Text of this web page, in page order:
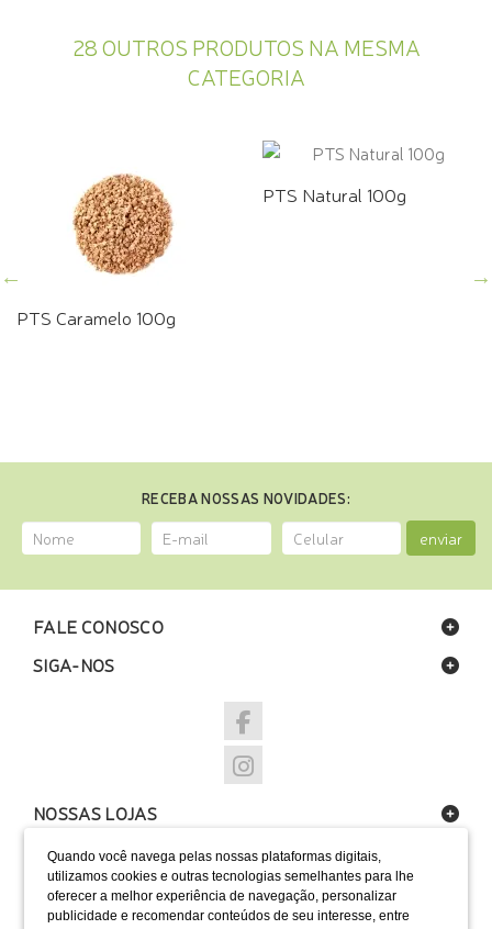
Quando você navega pelas nossas plataformas digitais,
utilizamos cookies e outras tecnologias semelhantes para lhe
oferecer a melhor experiência de navegação, personalizar
publicidade e recomendar conteúdos de seu interesse, entre
28 OUTROS PRODUTOS NA MESMA
CATEGORIA
PTS Caramelo 100g
PTS Natural 100g
RECEBA NOSSAS NOVIDADES:
enviar
FALE CONOSCO
SIGA-NOS
NOSSAS LOJAS
FORMAS DE PAGAMENTO